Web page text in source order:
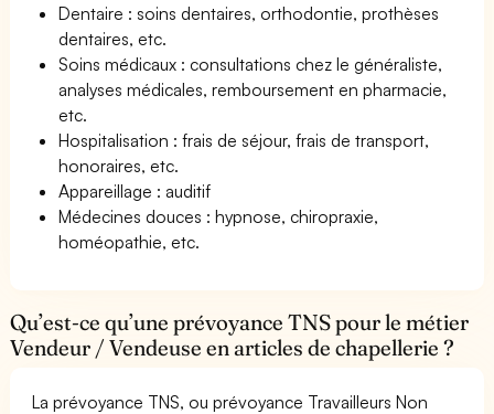
Dentaire : soins dentaires, orthodontie, prothèses
dentaires, etc.
Soins médicaux : consultations chez le généraliste,
analyses médicales, remboursement en pharmacie,
etc.
Hospitalisation : frais de séjour, frais de transport,
honoraires, etc.
Appareillage : auditif
Médecines douces : hypnose, chiropraxie,
homéopathie, etc.
Qu’est-ce qu’une prévoyance TNS pour le métier
Vendeur / Vendeuse en articles de chapellerie ?
La prévoyance TNS, ou prévoyance Travailleurs Non